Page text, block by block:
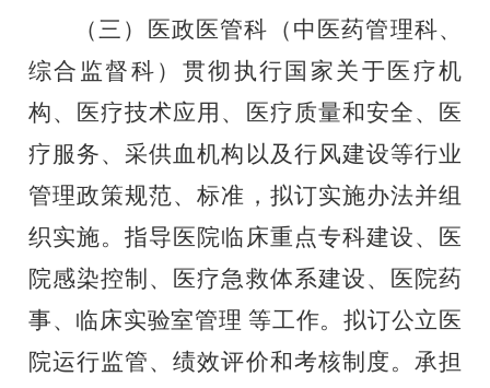
（三）医政医管科（中医药管理科、
综合监督科） 贯彻执行国家关于医疗机
构、医疗技术应用、医疗质量和安全、医
疗服务、采供血机构以及行风建设等行业
管理政策规范、标准，拟订实施办法并组
织实施。指导医院临床重点专科建设、
医
院感染控制、医疗急救体系建设、医院药
事、临床实验室管理 等工作。拟订公立医
院运行监管、绩效评价和考核制度。承担